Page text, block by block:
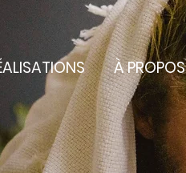
À PROPOS